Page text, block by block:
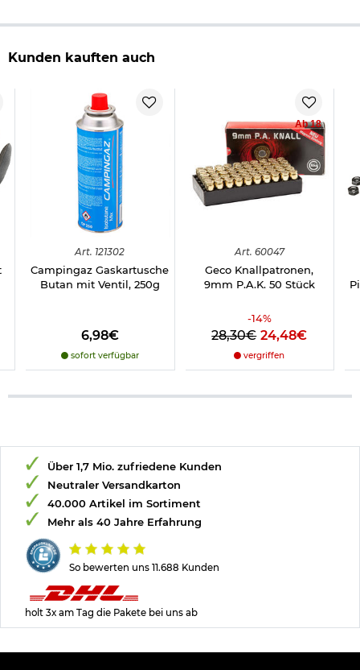
Kunden kauften auch
Art. 121302
Campingaz Gaskartusche
Butan mit Ventil, 250g
6,98€
sofort verfügbar
Ab 18
Art. 60047
Geco Knallpatronen,
9mm P.A.K. 50 Stück
-14%
28,30€ 24,48€
vergriffen
So bewerten uns 11.688 Kunden
Über 1,7 Mio. zufriedene Kunden
Neutraler Versandkarton
40.000 Artikel im Sortiment
Mehr als 40 Jahre Erfahrung
holt 3x am Tag die Pakete bei uns ab